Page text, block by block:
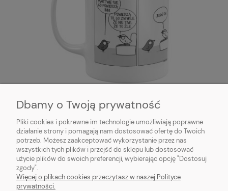
Kubek - Recepta
49,99 zł
Dbamy o Twoją prywatność
Pliki cookies i pokrewne im technologie umożliwiają poprawne
działanie strony i pomagają nam dostosować ofertę do Twoich
potrzeb. Możesz zaakceptować wykorzystanie przez nas
wszystkich tych plików i przejść do sklepu lub dostosować
użycie plików do swoich preferencji, wybierając opcję "Dostosuj
zgody".
Więcej o plikach cookies przeczytasz w naszej Polityce
prywatności.